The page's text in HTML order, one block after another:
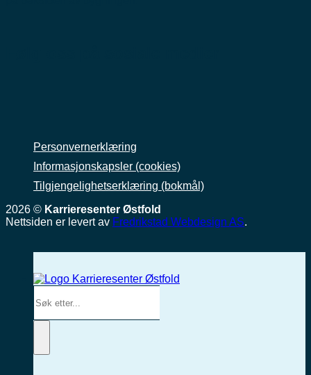
Personvernerklæring
Informasjonskapsler (cookies)
Tilgjengelighetserklæring (bokmål)
2026 © Karrieresenter Østfold
Nettsiden er levert av Fredrikstad Webdesign AS.